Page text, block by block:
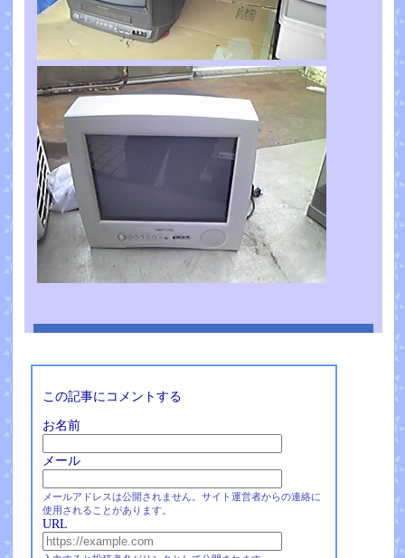
この記事にコメントする
お名前
メール
メールアドレスは公開されません。サイト運営者からの連絡に
使用されることがあります。
URL